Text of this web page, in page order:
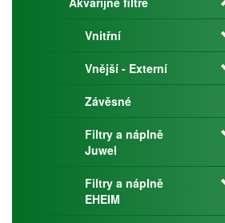
Vnitřní
Vnější - Externí
Závěsné
Filtry a náplně
Juwel
Filtry a náplně
EHEIM